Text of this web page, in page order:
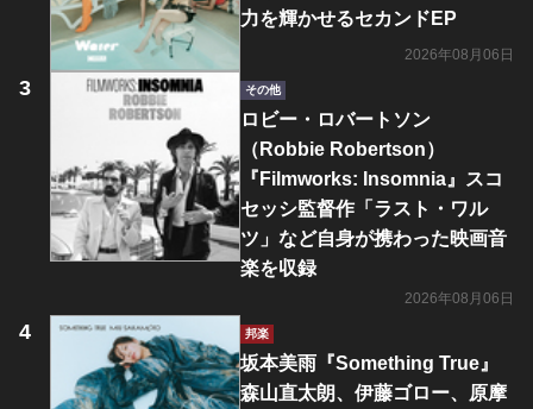
力を輝かせるセカンドEP
2026年08月06日
その他
ロビー・ロバートソン
（Robbie Robertson）
『Filmworks: Insomnia』スコ
セッシ監督作「ラスト・ワル
ツ」など自身が携わった映画音
楽を収録
2026年08月06日
邦楽
坂本美雨『Something True』
森山直太朗、伊藤ゴロー、原摩